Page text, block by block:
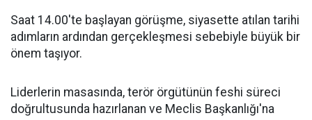
Saat 14.00'te başlayan görüşme, siyasette atılan tarihi
adımların ardından gerçekleşmesi sebebiyle büyük bir
önem taşıyor.
Liderlerin masasında, terör örgütünün feshi süreci
doğrultusunda hazırlanan ve Meclis Başkanlığı'na